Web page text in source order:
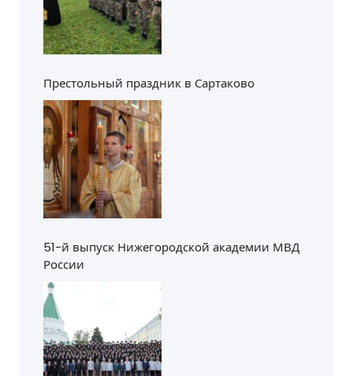
Престольный праздник в Сартаково
51-й выпуск Нижегородской академии МВД
России